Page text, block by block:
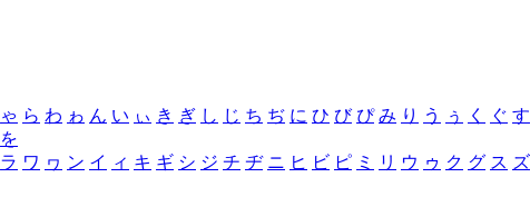
ゃ ら わ ゎ ん い ぃ き ぎ し じ ち ぢ に ひ び ぴ み り う ぅ く ぐ す
を
ラ ワ ヮ ン イ ィ キ ギ シ ジ チ ヂ ニ ヒ ビ ピ ミ リ ウ ゥ ク グ ス ズ